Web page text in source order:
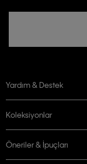
Yardım & Destek
Koleksiyonlar
Öneriler & İpuçları